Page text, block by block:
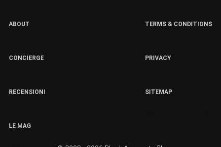
ABOUT
CONCIERGE
RECENSIONI
LE MAG
TERMS & CONDITIONS
PRIVACY
SITEMAP